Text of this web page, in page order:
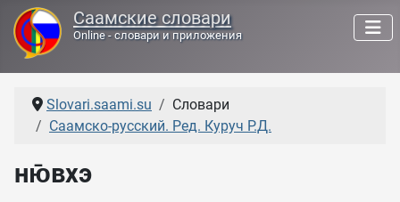
Саамские словари
Online - словари и приложения
Slovari.saami.su
Словари
Саамско-русский. Ред. Куруч Р.Д.
ню̄вхэ